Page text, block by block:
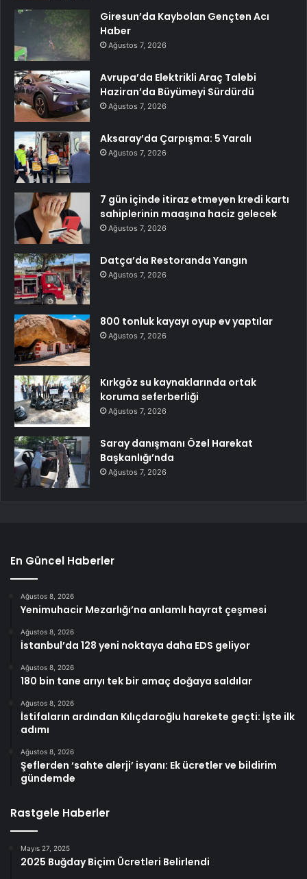
Giresun’da Kaybolan Gençten Acı
Haber
Ağustos 7, 2026
Avrupa’da Elektrikli Araç Talebi
Haziran’da Büyümeyi Sürdürdü
Ağustos 7, 2026
Aksaray’da Çarpışma: 5 Yaralı
Ağustos 7, 2026
7 gün içinde itiraz etmeyen kredi kartı
sahiplerinin maaşına haciz gelecek
Ağustos 7, 2026
Datça’da Restoranda Yangın
Ağustos 7, 2026
800 tonluk kayayı oyup ev yaptılar
Ağustos 7, 2026
Kırkgöz su kaynaklarında ortak
koruma seferberliği
Ağustos 7, 2026
Saray danışmanı Özel Harekat
Başkanlığı’nda
Ağustos 7, 2026
En Güncel Haberler
Ağustos 8, 2026
Yenimuhacir Mezarlığı’na anlamlı hayrat çeşmesi
Ağustos 8, 2026
İstanbul’da 128 yeni noktaya daha EDS geliyor
Ağustos 8, 2026
180 bin tane arıyı tek bir amaç doğaya saldılar
Ağustos 8, 2026
İstifaların ardından Kılıçdaroğlu harekete geçti: İşte ilk
adımı
Ağustos 8, 2026
Şeflerden ‘sahte alerji’ isyanı: Ek ücretler ve bildirim
gündemde
Rastgele Haberler
Mayıs 27, 2025
2025 Buğday Biçim Ücretleri Belirlendi